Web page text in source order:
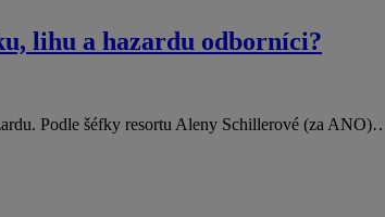
lihu a hazardu odborníci?
Podle šéfky resortu Aleny Schillerové (za